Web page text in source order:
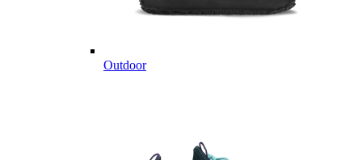
Outdoor